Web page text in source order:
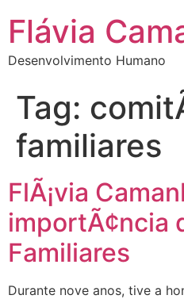
Flávia
Desenvolvimento Humano
Tag:
familiares
FlÃ¡via
importÃ¢ncia
Familiares
Durante nove anos, tive a